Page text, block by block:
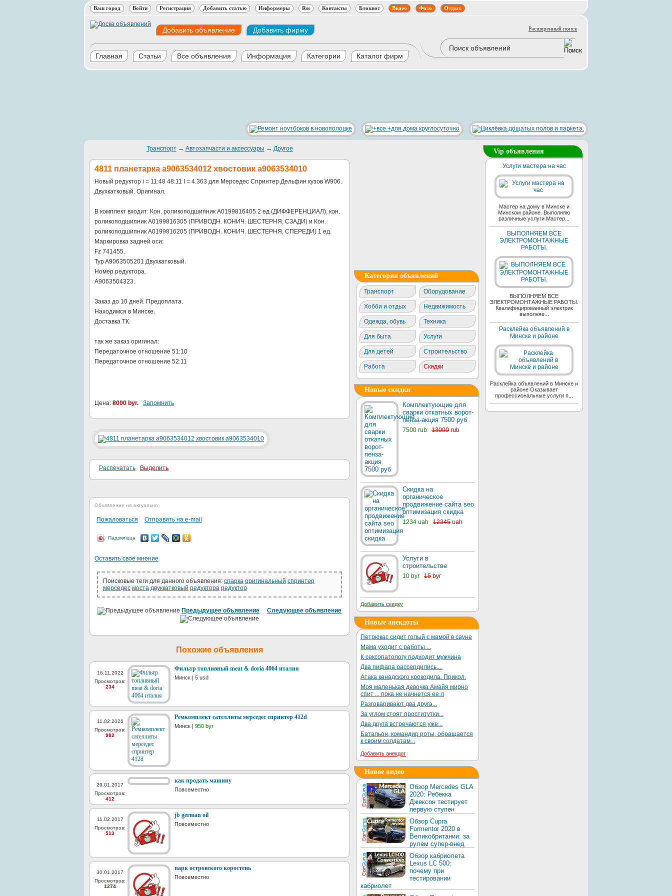
Ваш город Войти Регистрация Добавить статью Информеры Rss Контакты Блокнот Видео Фото Отдых
Добавить объявление Добавить фирму Расширенный поиск
Главная Статьи Все объявления Информация Категории Каталог фирм
Транспорт→ Автозапчасти и аксессуары → Другое
4811 планетарка a9063534012 хвостовик a9063534010
Новый редуктор i = 11:48 48:11 I = 4.363 для Мерседес Спринтер Дельфин кузов W906.
Двухкатковый. Оригинал.
В комплект входит: Кон. роликоподшипник A0199816405 2 ед (ДИФФЕРЕНЦИАЛ), кон.
роликоподшипник A0199816305 (ПРИВОДН. КОНИЧ. ШЕСТЕРНЯ, СЗАДИ) и Кон.
роликоподшипник A0199816205 (ПРИВОДН. КОНИЧ. ШЕСТЕРНЯ, СПЕРЕДИ) 1 ед.
Маркировка задней оси:
Fz 741455.
Typ A9063505201 Двухкатковый.
Номер редуктора.
A9063504323.
Заказ до 10 дней. Предоплата.
Находимся в Минске.
Доставка ТК.
так же заказ оригинал:
Передаточное отношение 51:10
Передаточное отношение 52:11
Цена: 8000 byr. Запомнить
Распечатать Выделить
Объявление не актуально
Пожаловаться Отправить на e-mail
Падзяліцца
Оставить своё мнение
Поисковые теги для данного объявления: спарка оригинальный спринтер
мерседес моста двуккатковый редуктора редуктор
Предыдущее объявление Следующее объявление
Похожие объявления
16.11.2022
Просмотров:
234
Фильтр топливный meat & doria 4064 италия
Минск | 5 usd
11.02.2026
Просмотров:
982
Ремкомплект сателлиты мерседес спринтер 412d
Минск | 950 byr
29.01.2017
Просмотров:
412
как продать машину
Повсеместно
11.02.2017
Просмотров:
513
jb german oil
Повсеместно
30.01.2017
Просмотров:
1274
парк островского коростень
Повсеместно
Категории объявлений
Транспорт Оборудование
Хобби и отдых Недвижимость
Одежда, обувь Техника
Для быта Услуги
Для детей Строительство
Работа Скидки
Новые скидки
Комплектующие для
сварки откатных ворот-
пенза-акция 7500 руб
7500 rub 13000 rub
Скидка на
органическое
продвижение сайта seo
оптимизация скидка
1234 uah 12345 uah
Услуги в
строительстве
10 byr 15 byr
Добавить скидку
Новые анекдоты
Петрюкас сидит голый с мамой в сауне
Мама уходит с работы....
К сексопатологу подходит мужчина
Два пифара рассердились....
Атака канадского крокодила. Прикол.
Моя маленькая девочка Амайя мирно
спит ... пока не начнется ее л
Разговаривают два друга...
За углом стоят проститутки...
Два друга встречаются уже...
Батальон, командир роты, обращается
к своим солдатам...
Добавить анекдот
Новое видео
Обзор Mercedes GLA
2020: Ребекка
Джексон тестирует
первую ступен
Обзор Cupra
Formentor 2020 в
Великобритании: за
рулем супер-внед
Обзор кабриолета
Lexus LC 500:
почему при
тестировании
кабриолет
Vip объявления
Услуги мастера на час
Мастер на дому в Минске и
Минском районе. Выполняю
различные услуги Мастер...
ВЫПОЛНЯЕМ ВСЕ
ЭЛЕКТРОМОНТАЖНЫЕ
РАБОТЫ.
ВЫПОЛНЯЕМ ВСЕ
ЭЛЕКТРОМОНТАЖНЫЕ РАБОТЫ.
Квалифицированный электрик
выполняе...
Расклейка объявлений в
Минске и районе
Расклейка объявлений в Минске и
районе Оказывает
профессиональные услуги п...